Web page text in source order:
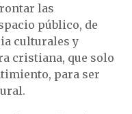
las
público, de
culturales y
cristiana, que solo
para ser